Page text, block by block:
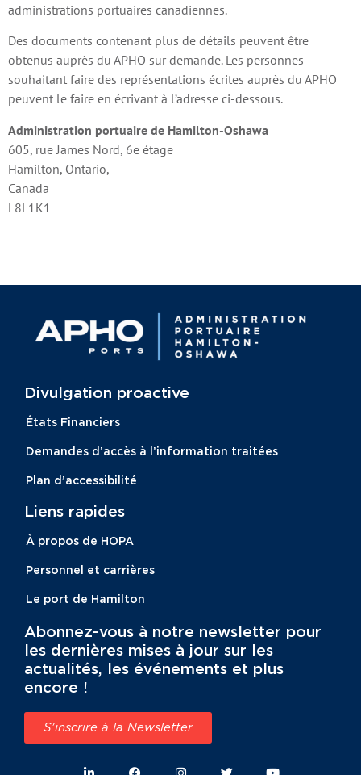
administrations portuaires canadiennes.
Des documents contenant plus de détails peuvent être
obtenus auprès du APHO sur demande. Les personnes
souhaitant faire des représentations écrites auprès du APHO
peuvent le faire en écrivant à l’adresse ci-dessous.
Administration portuaire de Hamilton-Oshawa
605, rue James Nord, 6e étage
Hamilton, Ontario,
Canada
L8L1K1
Divulgation proactive​
États Financiers
Demandes d’accès à l’information traitées
Plan d’accessibilité
Liens rapides
À propos de HOPA
Personnel et carrières
Le port de Hamilton
Abonnez-vous à notre newsletter pour
les dernières mises à jour sur les
actualités, les événements et plus
encore !
S'inscrire à la Newsletter